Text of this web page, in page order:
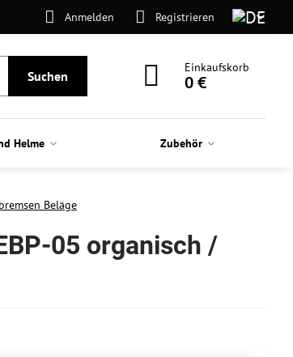
Anmelden Registrieren
Suchen
Einkaufskorb
0 €
Helme Zubehör
Beläge
05 organisch /